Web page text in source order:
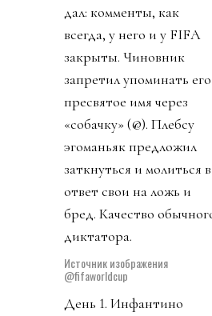
заставляли после по
окончании матчей
незамедлительно
улетать за пределы
США). Шанса
подтвердить свои слова
тем самым миллионам и
миллиардам счастливых
людей лысый през не
дал: комменты, как
всегда, у него и у FIFA
закрыты. Чиновник
запретил упоминать его
пресвятое имя через